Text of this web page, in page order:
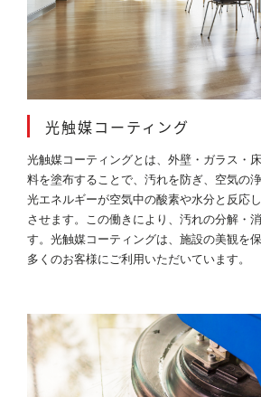
光触媒コーティング
光触媒コーティングとは、外壁・ガラス・
料を塗布することで、汚れを防ぎ、空気の
光エネルギーが空気中の酸素や水分と反応
させます。この働きにより、汚れの分解・
す。光触媒コーティングは、施設の美観を
多くのお客様にご利用いただいています。